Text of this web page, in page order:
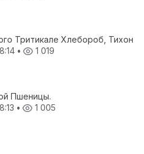
Тритикале Хлебороб, Тихон
• 1 019
Пшеницы.
• 1 005